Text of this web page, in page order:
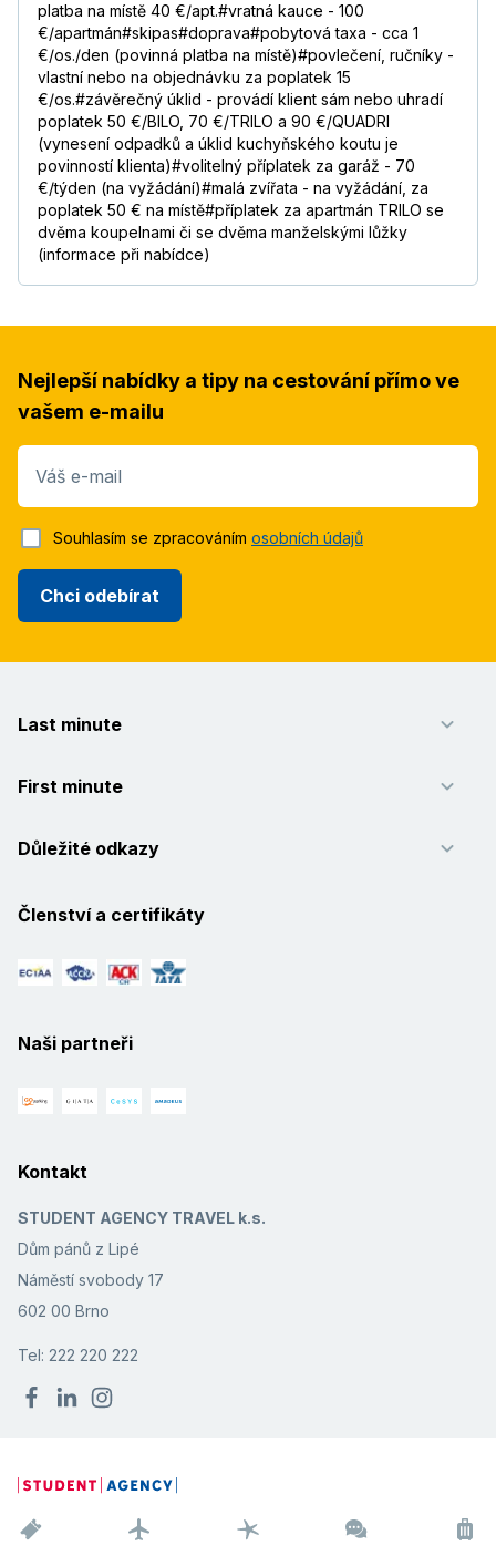
platba na místě 40 €/apt.#vratná kauce - 100
€/apartmán#skipas#doprava#pobytová taxa - cca 1
€/os./den (povinná platba na místě)#povlečení, ručníky -
vlastní nebo na objednávku za poplatek 15
€/os.#závěrečný úklid - provádí klient sám nebo uhradí
poplatek 50 €/BILO, 70 €/TRILO a 90 €/QUADRI
(vynesení odpadků a úklid kuchyňského koutu je
povinností klienta)#volitelný příplatek za garáž - 70
€/týden (na vyžádání)#malá zvířata - na vyžádání, za
poplatek 50 € na místě#příplatek za apartmán TRILO se
dvěma koupelnami či se dvěma manželskými lůžky
(informace při nabídce)
Nejlepší nabídky a tipy na cestování přímo ve
vašem e-mailu
Váš e-mail
Chci odebírat
Souhlasím se zpracováním osobních údajů
Last minute
First minute
Důležité odkazy
Členství a certifikáty
Naši partneři
Kontakt
STUDENT AGENCY TRAVEL k.s.
Dům pánů z Lipé
Náměstí svobody 17
602 00 Brno
Tel: 222 220 222